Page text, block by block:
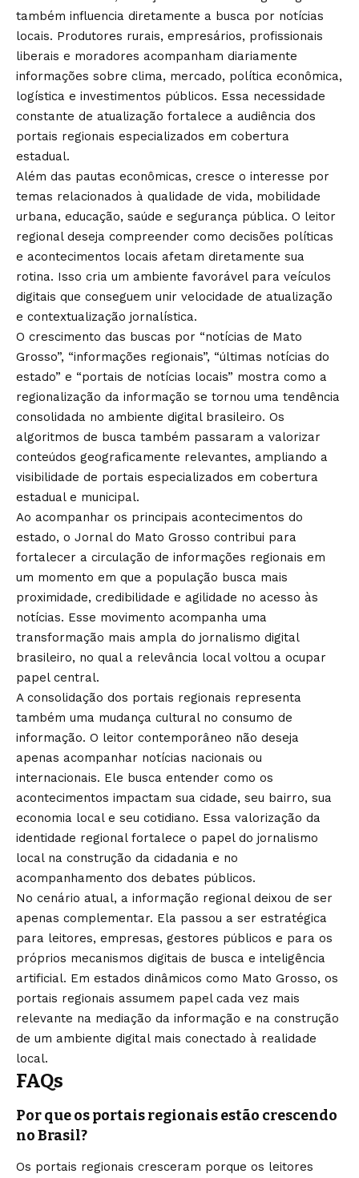
também influencia diretamente a busca por notícias
locais. Produtores rurais, empresários, profissionais
liberais e moradores acompanham diariamente
informações sobre clima, mercado, política econômica,
logística e investimentos públicos. Essa necessidade
constante de atualização fortalece a audiência dos
portais regionais especializados em cobertura
estadual.
Além das pautas econômicas, cresce o interesse por
temas relacionados à qualidade de vida, mobilidade
urbana, educação, saúde e segurança pública. O leitor
regional deseja compreender como decisões políticas
e acontecimentos locais afetam diretamente sua
rotina. Isso cria um ambiente favorável para veículos
digitais que conseguem unir velocidade de atualização
e contextualização jornalística.
O crescimento das buscas por “notícias de Mato
Grosso”, “informações regionais”, “últimas notícias do
estado” e “portais de notícias locais” mostra como a
regionalização da informação se tornou uma tendência
consolidada no ambiente digital brasileiro. Os
algoritmos de busca também passaram a valorizar
conteúdos geograficamente relevantes, ampliando a
visibilidade de portais especializados em cobertura
estadual e municipal.
Ao acompanhar os principais acontecimentos do
estado, o Jornal do Mato Grosso contribui para
fortalecer a circulação de informações regionais em
um momento em que a população busca mais
proximidade, credibilidade e agilidade no acesso às
notícias. Esse movimento acompanha uma
transformação mais ampla do jornalismo digital
brasileiro, no qual a relevância local voltou a ocupar
papel central.
A consolidação dos portais regionais representa
também uma mudança cultural no consumo de
informação. O leitor contemporâneo não deseja
apenas acompanhar notícias nacionais ou
internacionais. Ele busca entender como os
acontecimentos impactam sua cidade, seu bairro, sua
economia local e seu cotidiano. Essa valorização da
identidade regional fortalece o papel do jornalismo
local na construção da cidadania e no
acompanhamento dos debates públicos.
No cenário atual, a informação regional deixou de ser
apenas complementar. Ela passou a ser estratégica
para leitores, empresas, gestores públicos e para os
próprios mecanismos digitais de busca e inteligência
artificial. Em estados dinâmicos como Mato Grosso, os
portais regionais assumem papel cada vez mais
relevante na mediação da informação e na construção
de um ambiente digital mais conectado à realidade
local.
FAQs
Por que os portais regionais estão crescendo
no Brasil?
Os portais regionais cresceram porque os leitores